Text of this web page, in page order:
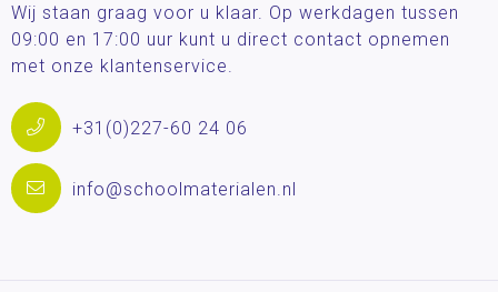
Wij staan graag voor u klaar. Op werkdagen tussen
09:00 en 17:00 uur kunt u direct contact opnemen
met onze klantenservice.
+31(0)227-60 24 06
info@schoolmaterialen.nl